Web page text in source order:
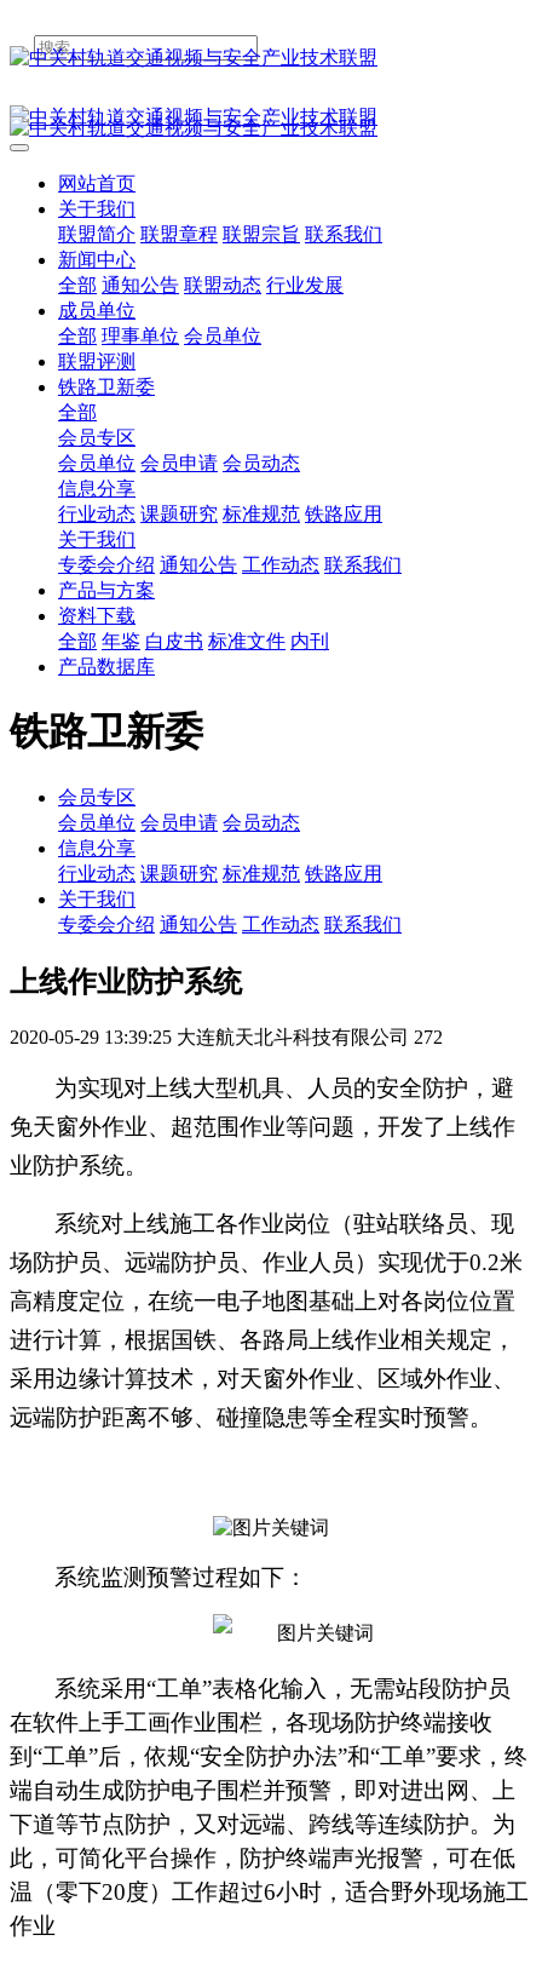
网站首页
关于我们
联盟简介 联盟章程 联盟宗旨 联系我们
新闻中心
全部 通知公告 联盟动态 行业发展
成员单位
全部 理事单位 会员单位
联盟评测
铁路卫新委
全部
会员专区
会员单位 会员申请 会员动态
信息分享
行业动态 课题研究 标准规范 铁路应用
关于我们
专委会介绍 通知公告 工作动态 联系我们
产品与方案
资料下载
全部 年鉴 白皮书 标准文件 内刊
产品数据库
铁路卫新委
会员专区
会员单位 会员申请 会员动态
信息分享
行业动态 课题研究 标准规范 铁路应用
关于我们
专委会介绍 通知公告 工作动态 联系我们
上线作业防护系统
2020-05-29 13:39:25 大连航天北斗科技有限公司 272
为实现对上线大型机具、人员的安全防护，避
免天窗外作业、超范围作业等问题，开发了上线作
业防护系统。
系统对上线施工各作业岗位（驻站联络员、现
场防护员、远端防护员、作业人员）实现优于0.2米
高精度定位，在统一电子地图基础上对各岗位位置
进行计算，根据国铁、各路局上线作业相关规定，
采用边缘计算技术，对天窗外作业、区域外作业、
远端防护距离不够、碰撞隐患等全程实时预警。
系统监测预警过程如下：
系统采用“工单”表格化输入，无需站段防护员
在软件上手工画作业围栏， 各现场防护终端接收
到 “工单”后，依规“安全防护办法”和“工单”要求，终
端自动生成防护电子围栏并预警，即对进出网、上
下道等节点防护，又对远端、跨线等连续防护。为
此，可简化平台操作 ， 防护终端声光报警，可在低
温（零下20度）工作超过6小时，适合野外现场施工
作业